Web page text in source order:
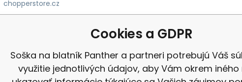
chopperstore.cz
westerntrade.cz
Cookies a GDPR
Soška na blatník Panther a partneri potrebujú Váš
využitie jednotlivých údajov, aby Vám okrem iného